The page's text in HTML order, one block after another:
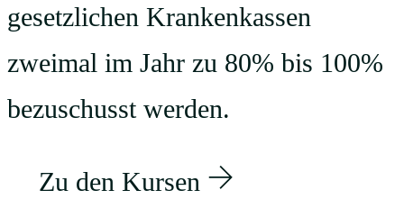
gesetzlichen Krankenkassen
zweimal im Jahr zu 80% bis 100%
bezuschusst werden.
Zu den Kursen